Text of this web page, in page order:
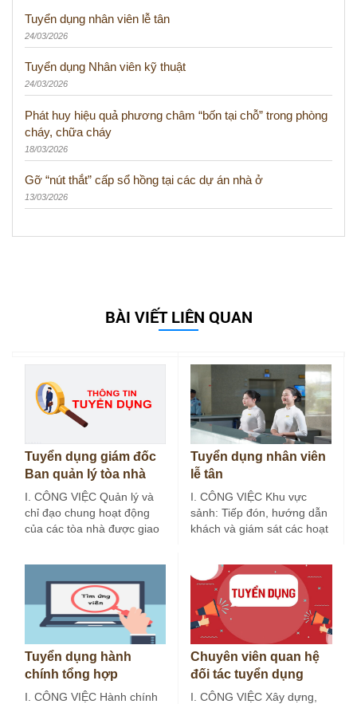
Tuyển dụng nhân viên lễ tân
24/03/2026
Tuyển dụng Nhân viên kỹ thuật
24/03/2026
Phát huy hiệu quả phương châm “bốn tại chỗ” trong phòng
cháy, chữa cháy
18/03/2026
Gỡ “nút thắt” cấp sổ hồng tại các dự án nhà ở
13/03/2026
BÀI VIẾT LIÊN QUAN
Tuyển dụng giám đốc
Ban quản lý tòa nhà
I. CÔNG VIỆC Quản lý và
chỉ đạo chung hoạt động
của các tòa nhà được giao
Tuyển dụng nhân viên
lễ tân
I. CÔNG VIỆC Khu vực
sảnh: Tiếp đón, hướng dẫn
khách và giám sát các hoạt
Tuyển dụng hành
chính tổng hợp
I. CÔNG VIỆC Hành chính
Chuyên viên quan hệ
đối tác tuyển dụng
I. CÔNG VIỆC Xây dựng,